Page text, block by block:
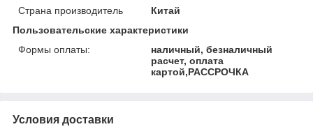
Страна производитель
Китай
Пользовательские характеристики
Формы оплаты:
наличный, безналичный
расчет, оплата
картой,РАССРОЧКА
Условия доставки